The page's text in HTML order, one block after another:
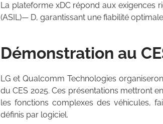
La plateforme xDC répond aux exigences
(ASIL)— D, garantissant une fiabilité
Démonstration au
LG et Qualcomm Technologies
du CES 2025. Ces présentations mettront
les fonctions complexes des véhicules,
définis par logiciel.